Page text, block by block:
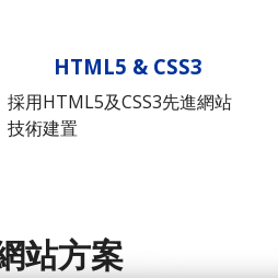
HTML5 & CSS3
採用HTML5及CSS3先進網站
技術建置
站方案